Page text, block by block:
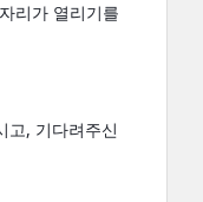
리가 열리기를
고, 기다려주신